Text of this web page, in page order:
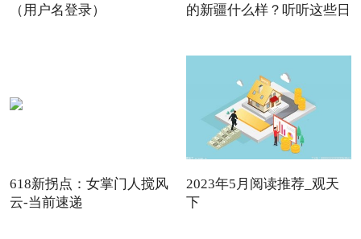
（用户名登录）
的新疆什么样？听听这些日
618新拐点：女掌门人搅风
云-当前速递
2023年5月阅读推荐_观天
下